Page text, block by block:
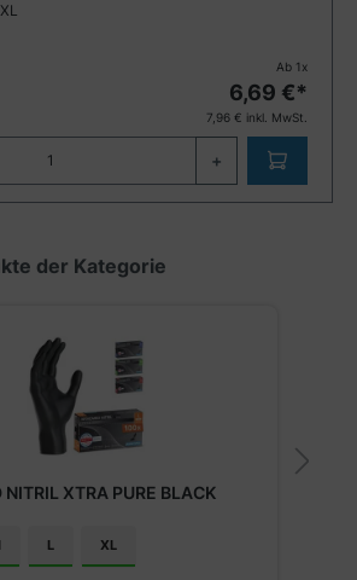
XL
Ab 1 x
6,69 €*
7,96 € inkl. MwSt.
+
überspringen
der Kategorie
NITRIL XTRA PURE BLACK
L XL